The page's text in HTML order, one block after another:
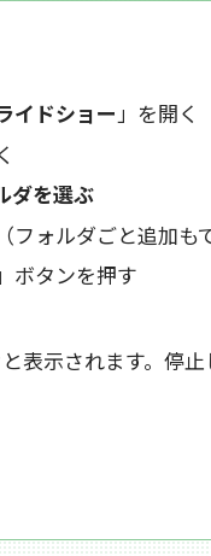
イドショー 」を開く
ダを選ぶ
ォルダごと追加も
ボタンを押す
表示されます。停